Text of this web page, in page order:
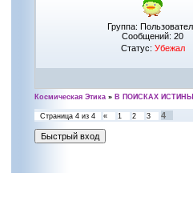
Группа:
Сообщений: 20
Статус: Убежал
Космическая Этика » В ПОИСКАХ ИСТИНЫ
Страница 4 из 4 « 1 2 3 4